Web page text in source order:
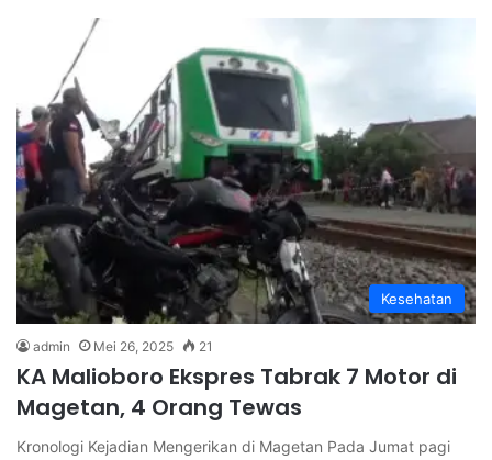
Kesehatan
admin Mei 26, 2025 21
KA Malioboro Ekspres Tabrak 7 Motor di
Magetan, 4 Orang Tewas
Kronologi Kejadian Mengerikan di Magetan Pada Jumat pagi